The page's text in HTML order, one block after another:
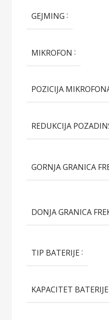
GEJMING
MIKROFON
POZICIJA
REDUKCIJA
GORNJA GRANICA
DONJA GRANICA
TIP BATERIJE
KAPACITET BATERIJE